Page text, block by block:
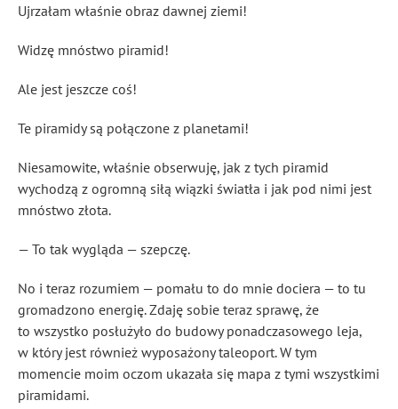
Ujrzałam właśnie obraz dawnej ziemi!
Widzę mnóstwo piramid!
Ale jest jeszcze coś!
Te piramidy są połączone z planetami!
Niesamowite, właśnie obserwuję, jak z tych piramid
wychodzą z ogromną siłą wiązki światła i jak pod nimi jest
mnóstwo złota.
— To tak wygląda — szepczę.
No i teraz rozumiem — pomału to do mnie dociera — to tu
gromadzono energię. Zdaję sobie teraz sprawę, że
to wszystko posłużyło do budowy ponadczasowego leja,
w który jest również wyposażony taleoport. W tym
momencie moim oczom ukazała się mapa z tymi wszystkimi
piramidami.